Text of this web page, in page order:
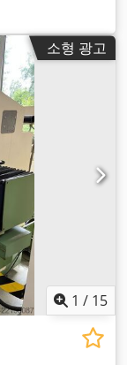
소형 광고
1 / 15